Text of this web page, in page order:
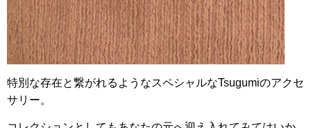
特別な存在と繋がれるようなスペシャルなTsugumiのアクセ
サリー。